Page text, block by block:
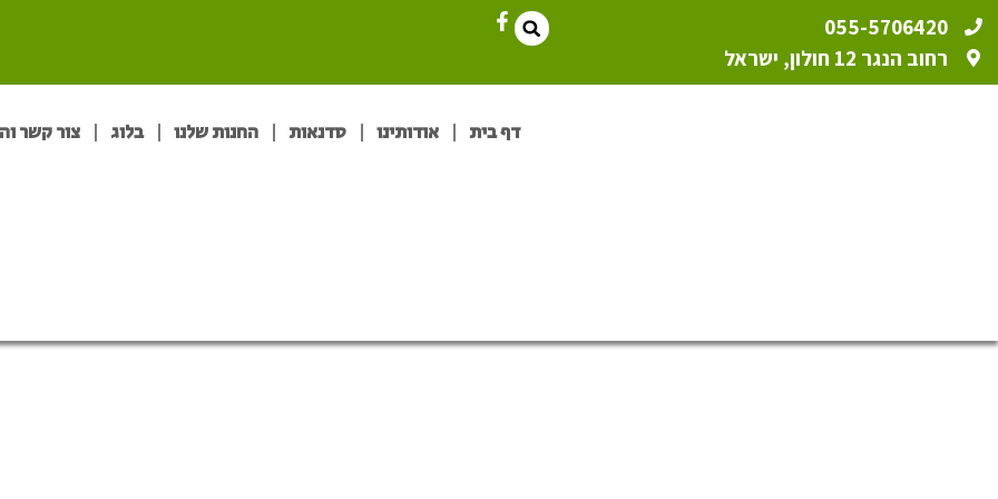
055-5706420
רחוב הנגר 12 חולון, ישראל
דף בית אודותינו סדנאות החנות שלנו בלוג צור קשר